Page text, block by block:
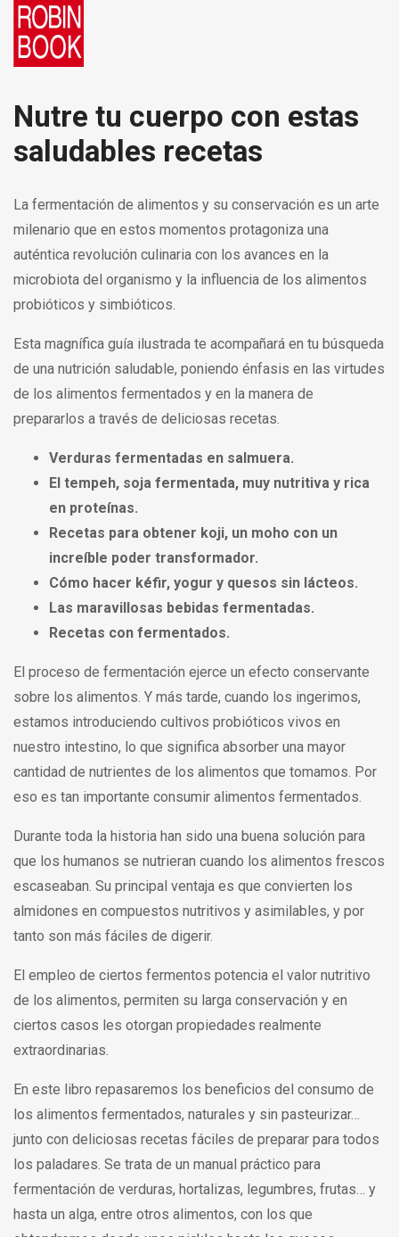
Nutre tu cuerpo con estas
saludables recetas
La fermentación de alimentos y su conser­vación es un arte
milenario que en estos momentos protagoniza una
auténtica revolución culinaria con los avances en la
microbiota del organismo y la in­fluencia de los alimentos
probióticos y simbióticos.
Esta magnífica guía ilustrada te acompañará en tu búsqueda
de una nutrición saludable, poniendo énfasis en las virtudes
de los alimentos fermentados y en la manera de
prepararlos a través de deliciosas recetas.
Verduras fermentadas en salmuera.
El tempeh, soja fermentada, muy nutritiva y rica
en proteínas.
Recetas para obtener koji, un moho con un
increíble poder transformador.
Cómo hacer kéfir, yogur y quesos sin lácteos.
Las maravillosas bebidas fermentadas.
Recetas con fermentados.
El proceso de fermentación ejerce un efecto conservante
sobre los alimentos. Y más tarde, cuando los ingerimos,
estamos introduciendo cultivos probióticos vivos en
nuestro intestino, lo que significa absorber una mayor
cantidad de nutrientes de los alimentos que tomamos. Por
eso es tan importante consumir alimentos fermentados.
Durante toda la historia han sido una buena solución para
que los humanos se nutrieran cuando los alimentos frescos
escaseaban. Su principal ventaja es que convierten los
almidones en compuestos nutritivos y asimilables, y por
tanto son más fáciles de digerir.
El empleo de ciertos fermentos potencia el valor nutritivo
de los alimentos, permiten su larga conservación y en
ciertos casos les otorgan propiedades realmente
extraordinarias.
En este libro repasaremos los beneficios del consumo de
los alimentos fermentados, naturales y sin pasteurizar…
junto con deliciosas recetas fáciles de preparar para todos
los paladares. Se trata de un manual práctico para
fermentación de verduras, hortalizas, legumbres, frutas… y
hasta un alga, entre otros alimentos, con los que